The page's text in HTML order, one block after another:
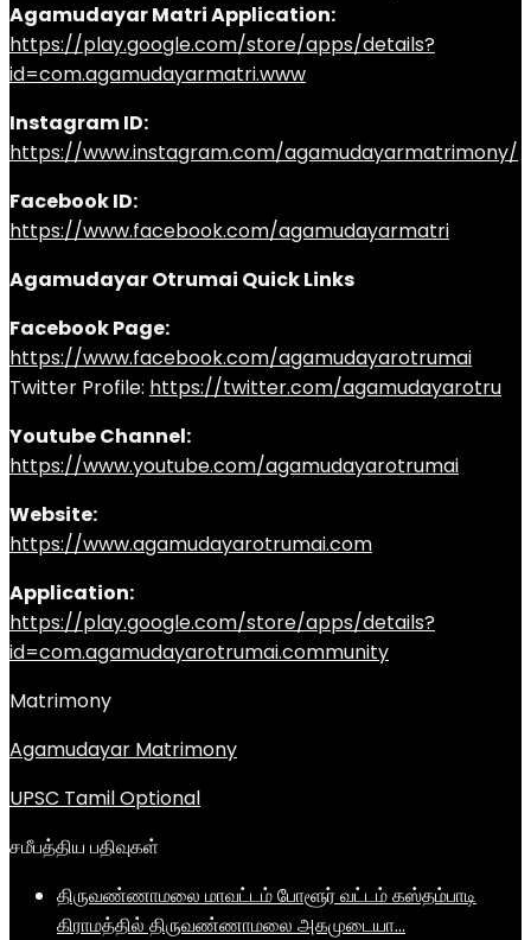
Agamudayar Matri Application:
https://play.google.com/store/apps/details?
id=com.agamudayarmatri.www
Instagram ID:
https://www.instagram.com/agamudayarmatrimony/
Facebook ID:
https://www.facebook.com/agamudayarmatri
Agamudayar Otrumai Quick Links
Facebook Page:
https://www.facebook.com/agamudayarotrumai
Twitter Profile: https://twitter.com/agamudayarotru
Youtube Channel:
https://www.youtube.com/agamudayarotrumai
Website:
https://www.agamudayarotrumai.com
Application:
https://play.google.com/store/apps/details?
id=com.agamudayarotrumai.community
Matrimony
Agamudayar Matrimony
UPSC Tamil Optional
சமீபத்திய பதிவுகள்
திருவண்ணாமலை மாவட்டம் போளூர் வட்டம் கஸ்தம்பாடி
கிராமத்தில் திருவண்ணாமலை அகமுடையா…